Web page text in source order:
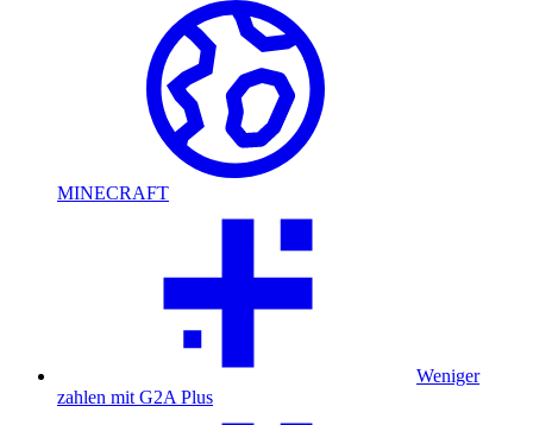
MINECRAFT
Weniger
zahlen mit G2A Plus